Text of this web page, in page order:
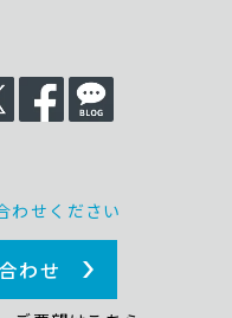
わせください
わせ